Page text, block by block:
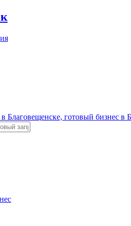
Благовещенске, готовый бизнес в